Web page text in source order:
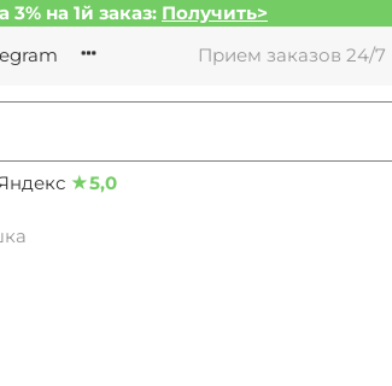
3% на 1й заказ: Получить>
Прием заказов 24/
★5,0